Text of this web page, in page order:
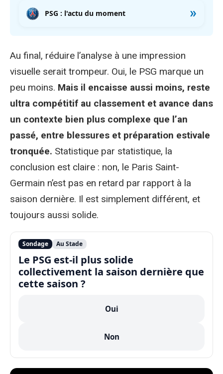
PSG : l'actu du moment »
Au final, réduire l’analyse à une impression
visuelle serait trompeur. Oui, le PSG marque un
peu moins. Mais il encaisse aussi moins, reste
ultra compétitif au classement et avance dans
un contexte bien plus complexe que l’an
passé, entre blessures et préparation estivale
tronquée. Statistique par statistique, la
conclusion est claire : non, le Paris Saint-
Germain n’est pas en retard par rapport à la
saison dernière. Il est simplement différent, et
toujours aussi solide.
Sondage Au Stade
Le PSG est-il plus solide
collectivement la saison dernière que
cette saison ?
Oui
Non